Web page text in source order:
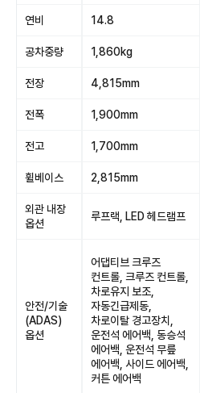
연비 14.8
공차중량 1,860kg
전장 4,815mm
전폭 1,900mm
전고 1,700mm
휠베이스 2,815mm
외관 내장
옵션
루프랙, LED 헤드램프
안전/기술
(ADAS)
옵션
어댑티브 크루즈
컨트롤, 크루즈 컨트롤,
차로유지 보조,
자동긴급제동,
차로이탈 경고장치,
운전석 에어백, 동승석
에어백, 운전석 무릎
에어백, 사이드 에어백,
커튼 에어백